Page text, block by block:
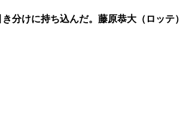
分けに持ち込んだ。藤原恭大（ロッテ）